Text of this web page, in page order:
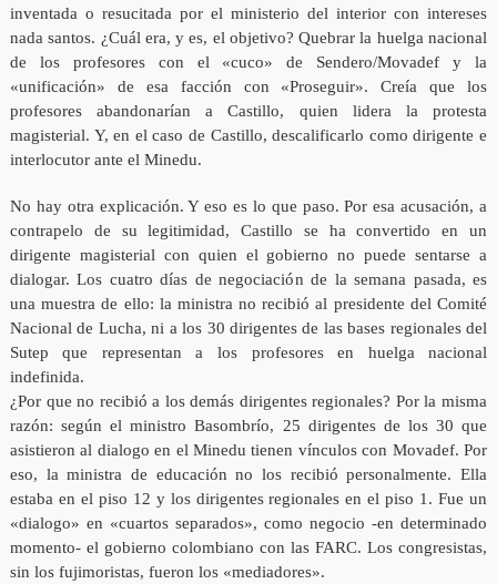
inventada o resucitada por el ministerio del interior con intereses
nada santos. ¿Cuál era, y es, el objetivo? Quebrar la huelga nacional
de los profesores con el «cuco» de Sendero/Movadef y la
«unificación» de esa facción con «Proseguir». Creía que los
profesores abandonarían a Castillo, quien lidera la protesta
magisterial. Y, en el caso de Castillo, descalificarlo como dirigente e
interlocutor ante el Minedu.
No hay otra explicación. Y eso es lo que paso. Por esa acusación, a
contrapelo de su legitimidad, Castillo se ha convertido en un
dirigente magisterial con quien el gobierno no puede sentarse a
dialogar. Los cuatro días de negociación de la semana pasada, es
una muestra de ello: la ministra no recibió al presidente del Comité
Nacional de Lucha, ni a los 30 dirigentes de las bases regionales del
Sutep que representan a los profesores en huelga nacional
indefinida.
¿Por que no recibió a los demás dirigentes regionales? Por la misma
razón: según el ministro Basombrío, 25 dirigentes de los 30 que
asistieron al dialogo en el Minedu tienen vínculos con Movadef. Por
eso, la ministra de educación no los recibió personalmente. Ella
estaba en el piso 12 y los dirigentes regionales en el piso 1. Fue un
«dialogo» en «cuartos separados», como negocio -en determinado
momento- el gobierno colombiano con las FARC. Los congresistas,
sin los fujimoristas, fueron los «mediadores».